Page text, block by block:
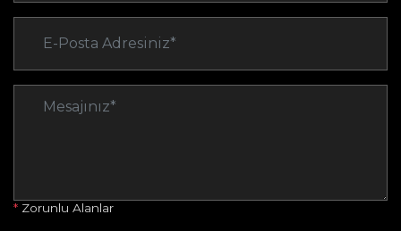
* Zorunlu Alanlar